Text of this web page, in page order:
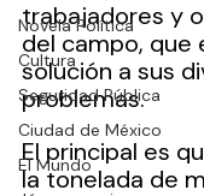
Novela Política
Cultura
Seguridad Pública
Ciudad de México
El Mundo
trabajadores y
del campo, que
solución a sus
problemas.
El principal es
la tonelada de